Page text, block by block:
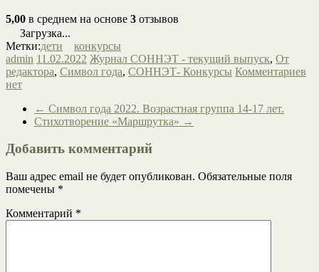
5,00 в среднем на основе 3 отзывов
Загрузка...
Метки:дети
конкурсы
admin 11.02.2022 Журнал СОННЭТ - текущий выпуск, От
редактора, Символ года, СОННЭТ- Конкурсы Комментариев
нет
← Символ года 2022. Возрастная группа 14-17 лет.
Стихотворение «Маршрутка» →
Добавить комментарий
Ваш адрес email не будет опубликован. Обязательные поля
помечены *
Комментарий *